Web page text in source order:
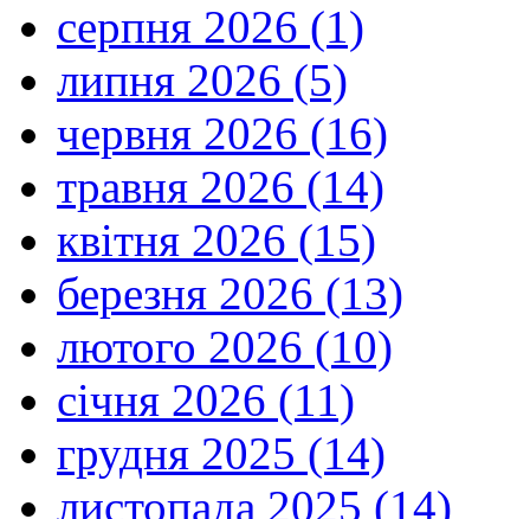
серпня 2026 (1)
липня 2026 (5)
червня 2026 (16)
травня 2026 (14)
квітня 2026 (15)
березня 2026 (13)
лютого 2026 (10)
січня 2026 (11)
грудня 2025 (14)
листопада 2025 (14)